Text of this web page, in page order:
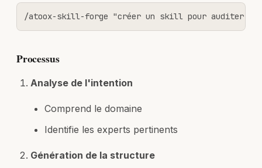
/atoox-skill-forge "créer un skill pour auditer
Processus
Analyse de l'intention
Comprend le domaine
Identifie les experts pertinents
Génération de la structure